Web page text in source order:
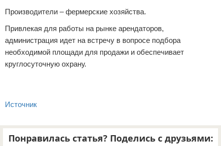
Производители – фермерские хозяйства.
Привлекая для работы на рынке арендаторов,
администрация идет на встречу в вопросе подбора
необходимой площади для продажи и обеспечивает
круглосуточную охрану.
Источник
Понравилась статья? Поделись с друзьями: